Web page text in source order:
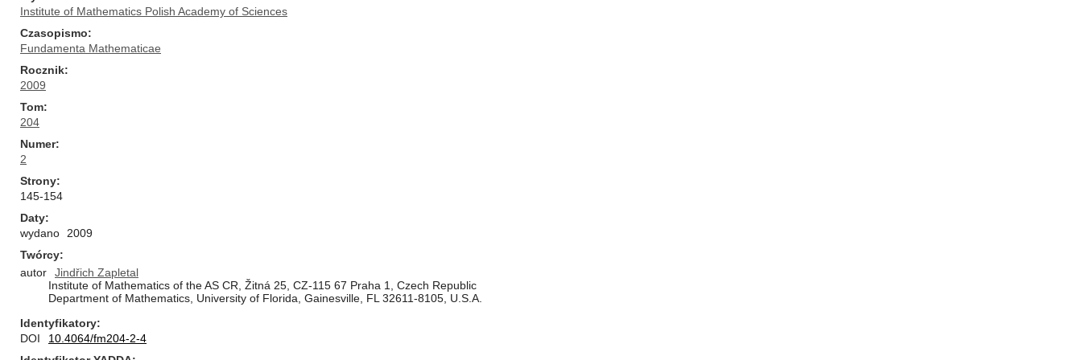
Institute of Mathematics Polish Academy of Sciences
Czasopismo
Fundamenta Mathematicae
Rocznik
2009
Tom
204
Numer
2
Strony
145-154
Daty
wydano
2009
Twórcy
autor
Jindřich Zapletal
Institute of Mathematics of the AS CR, Žitná 25, CZ-115 67 Praha 1, Czech Republic
Department of Mathematics, University of Florida, Gainesville, FL 32611-8105, U.S.A.
Identyfikatory
DOI
10.4064/fm204-2-4